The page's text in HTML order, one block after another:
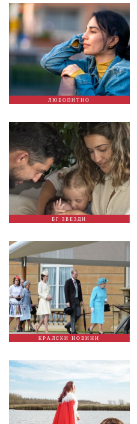
ЛЮБОПИТНО
БГ ЗВЕЗДИ
КРАЛСКИ НОВИНИ